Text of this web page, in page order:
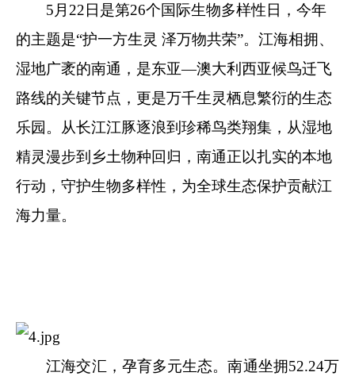
5月22日是第26个国际生物多样性日，今年
的主题是“护一方生灵 泽万物共荣”。江海相拥、
湿地广袤的南通，是东亚—澳大利西亚候鸟迁飞
路线的关键节点，更是万千生灵栖息繁衍的生态
乐园。从长江江豚逐浪到珍稀鸟类翔集，从湿地
精灵漫步到乡土物种回归，南通正以扎实的本地
行动，守护生物多样性，为全球生态保护贡献江
海力量。
江海交汇，孕育多元生态。南通坐拥52.24万